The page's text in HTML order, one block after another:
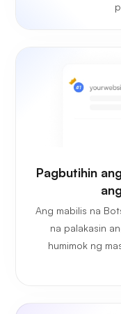
Pagbutihin
Ang mabilis na
na palakasin
humimok ng